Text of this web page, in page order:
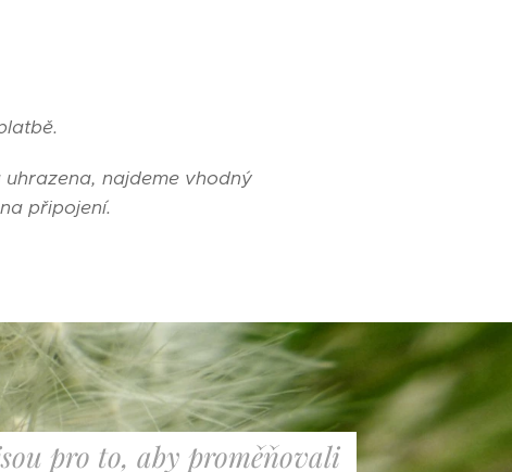
najdeme vhodný
připojení.
pro to, aby proměňovali